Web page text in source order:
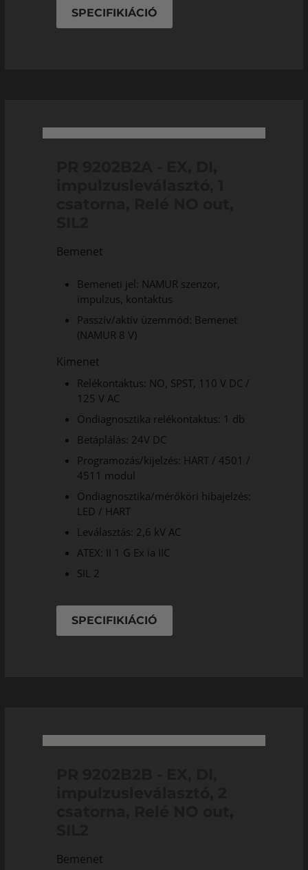
SPECIFIKIÁCIÓ
Bemenet
Bemeneti jel: NAMUR szenzor,
impulzus, kontaktus
Passzív/aktív üzemmód: Bemenet
(NAMUR 8 V)
Kimenet
Relékontaktus: NO, SPST, 110 V DC /
125 V AC
Öndiagnosztika relékontaktus: 1 db
Betáplálás: 24V DC
Programozás/kijelzés: HART / 4501 /
4511 modul
Öndiagnosztika/mérőköri hibajelzés:
LED / HART
Leválasztás: 2,6 kV AC
ATEX: II 1 G Ex ia IIC
SIL 2
SPECIFIKIÁCIÓ
Bemenet